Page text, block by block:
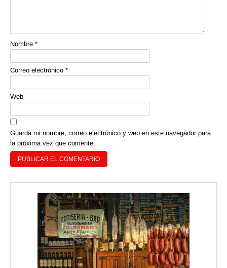
Nombre *
Correo electrónico *
Web
Guarda mi nombre, correo electrónico y web en este navegador para
la próxima vez que comente.